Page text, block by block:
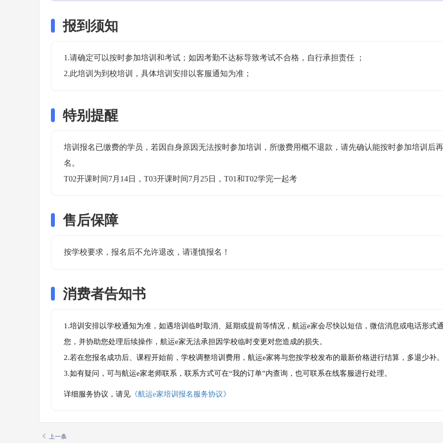
报到须知
1.请确定可以按时参加培训和考试；如因考勤不达标导致考试不合格，自行承担责任 ；
2.此培训为到校培训，具体培训安排以客服通知为准；
特别提醒
培训报名已缴费的学员，若因自身原因无法按时参加培训，所缴费用概不退款，请先确认能按时参加培训后
名。
T02开课时间7月14日，T03开课时间7月25日，T01和T02学完一起考
售后保障
按学校要求，报名后不允许退改，请谨慎报名！
消费者告知书
1.培训安排以学校通知为准，如遇培训临时取消、延期或提前等情况，航运e家会尽快以短信，微信消息或电话形式
您，并协助您处理后续操作，航运e家无法承担因学校临时变更对您造成的损失。
2.若在您报名成功后、课程开始前，学校调整培训费用，航运e家将与您按学校发布的最新价格进行结算，多退少补
3.如有疑问，可与航运e家老师联系，联系方式可在“我的订单”内查询，也可联系在线客服进行处理。
详细服务协议，请见 《航运e家培训报名服务协议》
上一条